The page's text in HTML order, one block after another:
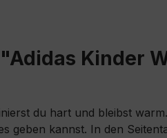
Kinder
du hart und bleibst
geben kannst. In den